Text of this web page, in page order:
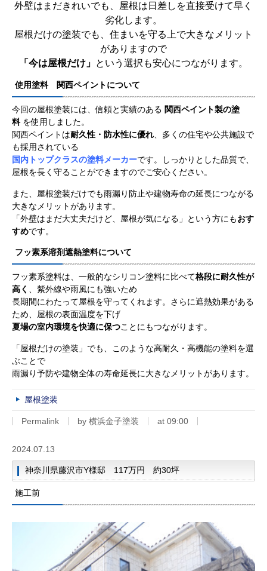
外壁はまだきれいでも、屋根は日差しを直接受けて早く
劣化します。
屋根だけの塗装でも、住まいを守る上で大きなメリット
がありますので
「今は屋根だけ」 という選択も安心につながります。
使用塗料 関西ペイントについて
今回の屋根塗装には、信頼と実績のある 関西ペイント製の塗
料 を使用しました。
関西ペイントは耐久性・防水性に優れ 、多くの住宅や公共施設で
も採用されている
国内トップクラスの塗料メーカーです。しっかりとした品質で、
屋根を長く守ることができますのでご安心ください。
また、屋根塗装だけでも雨漏り防止や建物寿命の延長につながる
大きなメリットがあります。
「外壁はまだ大丈夫だけど、屋根が気になる」という方にもおす
すめです。
フッ素系溶剤遮熱塗料について
フッ素系塗料は、一般的なシリコン塗料に比べて格段に耐久性が
高く
、紫外線や雨風にも強いため
長期間にわたって屋根を守ってくれます。さらに遮熱効果がある
ため、屋根の表面温度を下げ
夏場の室内環境を快適に保つことにもつながります。
「屋根だけの塗装」でも、このような高耐久・高機能の塗料を選
ぶことで
雨漏り予防や建物全体の寿命延長に大きなメリットがあります。
屋根塗装
Permalink by 横浜金子塗装 at 09:00
2024.07.13
神奈川県藤沢市Y様邸 117万円 約30坪
施工前